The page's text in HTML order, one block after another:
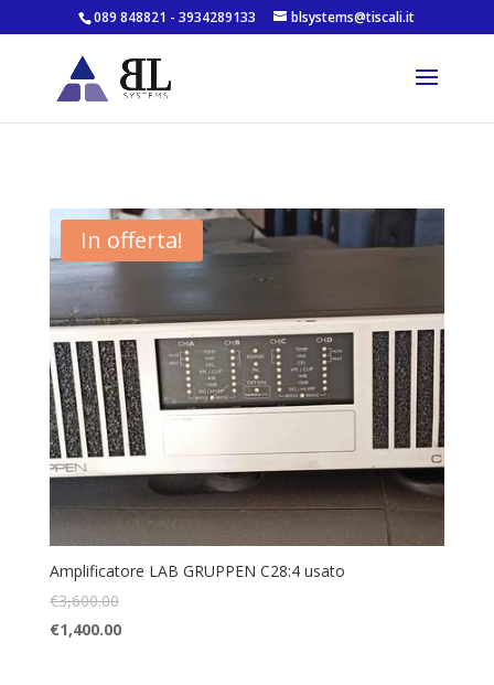
089 848821 - 3934289133 blsystems@tiscali.it
In offerta!
Amplificatore LAB GRUPPEN C28:4 usato
€3,600.00
€1,400.00